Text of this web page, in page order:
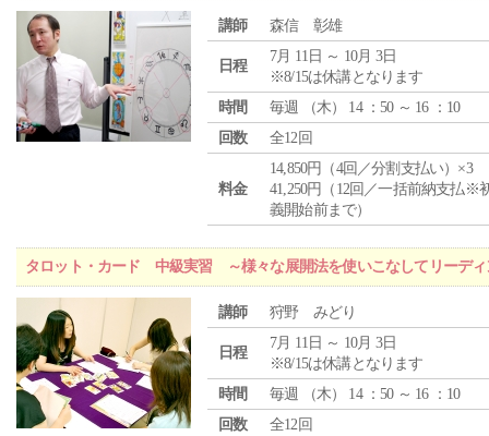
講師 森信 彰雄
日程
7月 11日 ～ 10月 3日
※8/15は休講となります
時間
毎週 （木） 14 ：50 ～ 16 ：10
回数
全12回
料金
14,850円（4回／分割支払い）×3
41,250円（12回／一括前納支払※
義開始前まで）
タロット・カード 中級実習 ～様々な展開法を使いこなしてリーディ
講師 狩野 みどり
日程
7月 11日 ～ 10月 3日
※8/15は休講となります
時間
毎週 （木） 14 ：50 ～ 16 ：10
回数
全12回